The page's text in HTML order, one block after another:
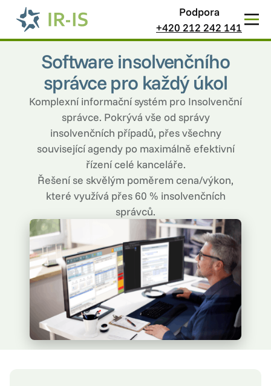
Podpora
+420 212 242 141
Software insolvenčního
správce pro každý úkol
Komplexní informační systém pro Insolvenční
správce. Pokrývá vše od správy
insolvenčních případů, přes všechny
související agendy po maximálně efektivní
řízení celé kanceláře.
Řešení se skvělým poměrem cena/výkon,
které využívá přes 60 % insolvenčních
správců.